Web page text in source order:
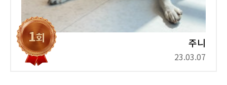
주니
23.03.07